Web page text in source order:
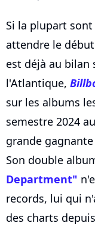
Si la plupart
attendre le
est déjà au bilan
l'Atlantique,
sur les albums
semestre 2024
grande
Son double
Department"
records, lui qui
des charts